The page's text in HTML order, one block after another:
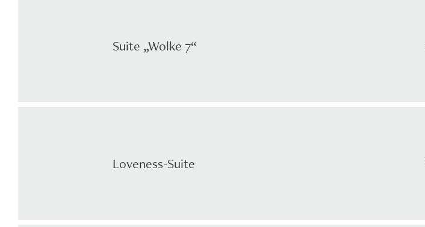
Suite „Wolke 7“
Loveness-Suite